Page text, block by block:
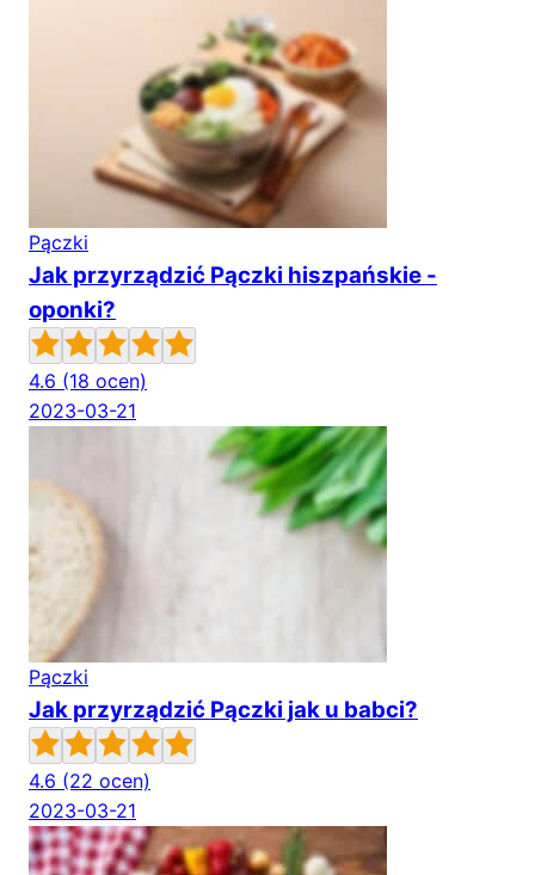
Pączki
Jak przyrządzić Pączki hiszpańskie -
oponki?
4.6 (18 ocen)
2023-03-21
Pączki
Jak przyrządzić Pączki jak u babci?
4.6 (22 ocen)
2023-03-21